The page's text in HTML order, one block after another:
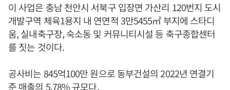
이 사업은 충남 천안시 서북구 입장면 가산리 120번지 도시
개발구역 체육1용지 내 연면적 3만5455㎡ 부지에 스타디
움, 실내축구장, 숙소동 및 커뮤니티시설 등 축구종합센터
를 짓는 것이다.
공사비는 845억100만 원으로 동부건설의 2022년 연결기
준 매출의 5.78% 규모다.